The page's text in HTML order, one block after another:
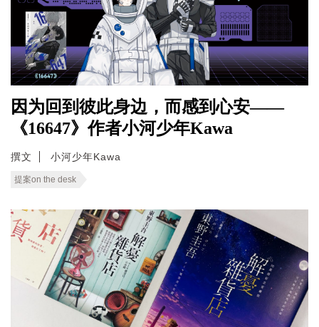
因为回到彼此身边，而感到心安——
《16647》作者小河少年Kawa
撰文 小河少年Kawa
提案on the desk